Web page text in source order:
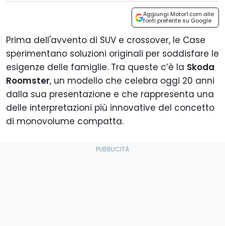
Aggiungi Motor1.com alle
fonti preferite su Google
Prima dell'avvento di SUV e crossover, le Case
sperimentano soluzioni originali per soddisfare le
esigenze delle famiglie. Tra queste c’è la Skoda
Roomster, un modello che celebra oggi 20 anni
dalla sua presentazione e che rappresenta una
delle interpretazioni più innovative del concetto
di monovolume compatta.